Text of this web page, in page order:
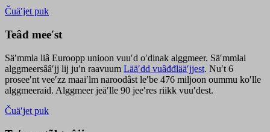
Čuäʹjet puk
Teâđ meeʹst
Säʹmmla liâ Euroopp unioon vuuʹd oʹdinak alggmeer. Säʹmmlai
alggmeersââʹjj lij juʹn raavuum Lääʹdd vuâđđlääʹjjest. Nuʹt 6
proseeʹnt veeʹzz maaiʹlm naroodâst leʹbe 476 miljoon oummu koʹlle
alggmeeraid. Alggmeer jeäʹlle 90 jeeʹres riikk vuuʹdest.
Čuäʹjet puk